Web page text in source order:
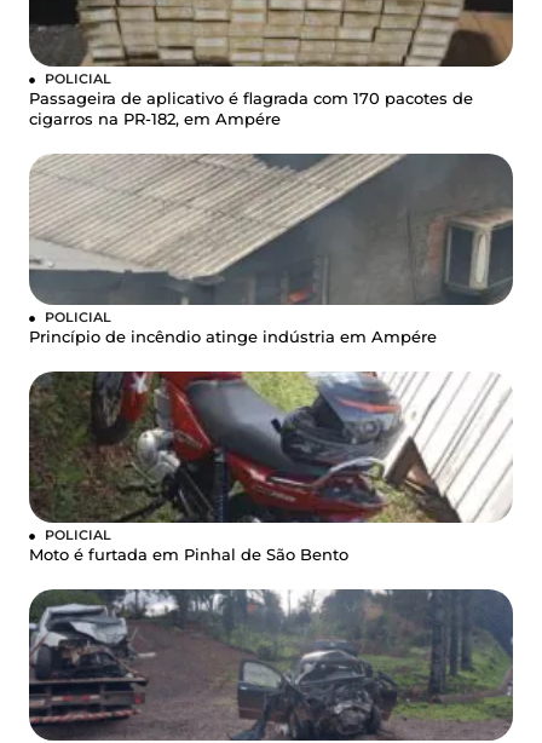
POLICIAL
Passageira de aplicativo é flagrada com 170 pacotes de
cigarros na PR-182, em Ampére
POLICIAL
Princípio de incêndio atinge indústria em Ampére
POLICIAL
Moto é furtada em Pinhal de São Bento